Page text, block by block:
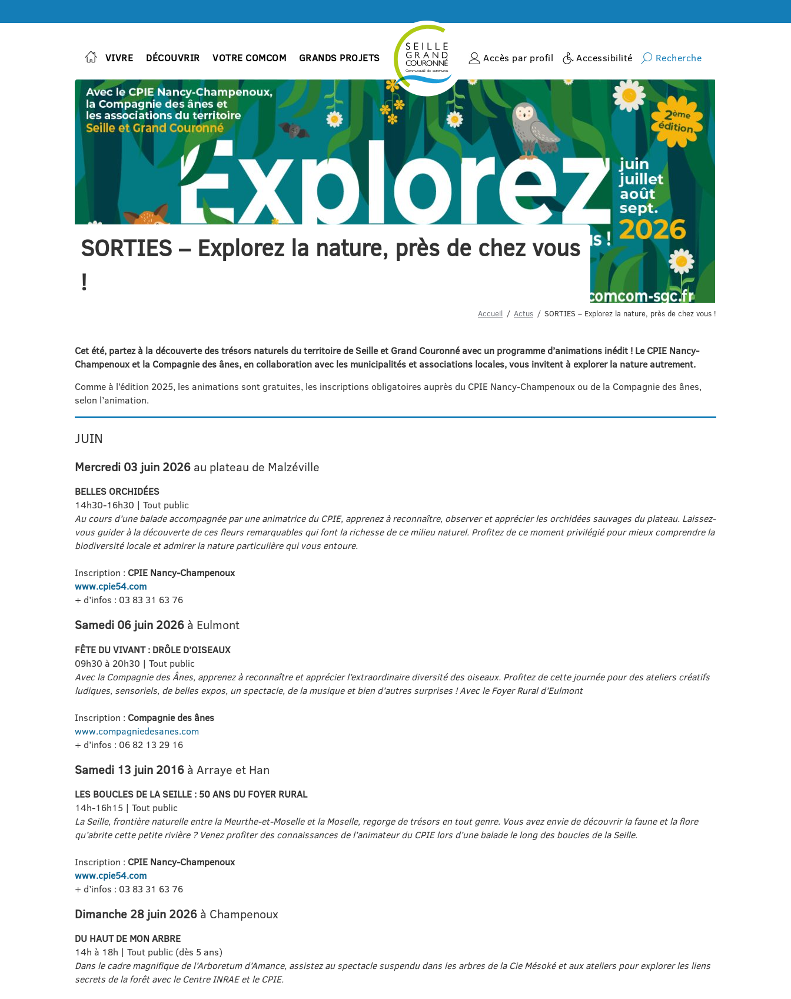
VIVRE DÉCOUVRIR VOTRE COMCOM GRANDS PROJETS Accès par profil Accessibilité Recherche
SORTIES – Explorez la nature, près de chez vous
!
Accueil Actus SORTIES – Explorez la nature, près de chez vous !
Cet été, partez à la découverte des trésors naturels du territoire de Seille et Grand Couronné avec un programme d’animations inédit ! Le CPIE Nancy-
Champenoux et la Compagnie des ânes, en collaboration avec les municipalités et associations locales, vous invitent à explorer la nature autrement.
Comme à l’édition 2025, les animations sont gratuites, les inscriptions obligatoires auprès du CPIE Nancy-Champenoux ou de la Compagnie des ânes,
selon l’animation.
JUIN
Mercredi 03 juin 2026 au plateau de Malzéville
BELLES ORCHIDÉES
14h30-16h30 | Tout public
Au cours d’une balade accompagnée par une animatrice du CPIE, apprenez à reconnaître, observer et apprécier les orchidées sauvages du plateau. Laissez-
vous guider à la découverte de ces fleurs remarquables qui font la richesse de ce milieu naturel. Profitez de ce moment privilégié pour mieux comprendre la
biodiversité locale et admirer la nature particulière qui vous entoure.
Inscription : CPIE Nancy-Champenoux
www.cpie54.com
+ d’infos : 03 83 31 63 76
Samedi 06 juin 2026 à Eulmont
FÊTE DU VIVANT : DRÔLE D’OISEAUX
09h30 à 20h30 | Tout public
Avec la Compagnie des Ânes, apprenez à reconnaître et apprécier l’extraordinaire diversité des oiseaux. Profitez de cette journée pour des ateliers créatifs
ludiques, sensoriels, de belles expos, un spectacle, de la musique et bien d’autres surprises !Avec le Foyer Rural d’Eulmont
Inscription : Compagnie des ânes
www.compagniedesanes.com
+ d’infos : 06 82 13 29 16
Samedi 13 juin 2016 à Arraye et Han
LES BOUCLES DE LA SEILLE : 50 ANS DU FOYER RURAL
14h-16h15 | Tout public
La Seille, frontière naturelle entre la Meurthe-et-Moselle et la Moselle, regorge de trésors en tout genre. Vous avez envie de découvrir la faune et la flore
qu’abrite cette petite rivière ? Venez profiter des connaissances de l’animateur du CPIE lors d’une balade le long des boucles de la Seille.
Inscription : CPIE Nancy-Champenoux
www.cpie54.com
+ d’infos : 03 83 31 63 76
Dimanche 28 juin 2026 à Champenoux
DU HAUT DE MON ARBRE
14h à 18h | Tout public (dès 5 ans)
Dans le cadre magnifique de l’Arboretum d’Amance, assistez au spectacle suspendu dans les arbres de la Cie Mésoké et aux ateliers pour explorer les liens
secrets de la forêt avec le Centre INRAE et le CPIE.